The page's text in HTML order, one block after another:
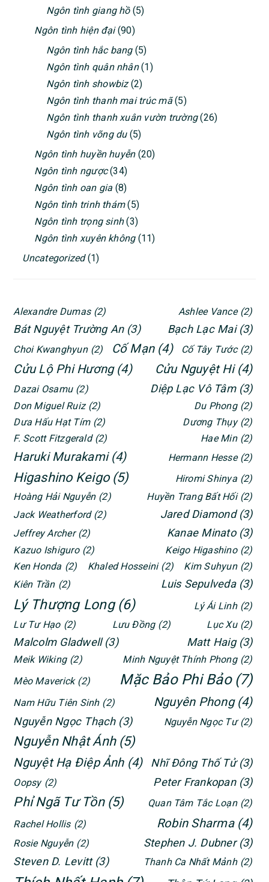
Ngôn tình giang hồ(5)
Ngôn tình hiện đại(90)
Ngôn tình hắc bang(5)
Ngôn tình quân nhân(1)
Ngôn tình showbiz(2)
Ngôn tình thanh mai trúc mã(5)
Ngôn tình thanh xuân vườn trường(26)
Ngôn tình võng du(5)
Ngôn tình huyền huyễn(20)
Ngôn tình ngược(34)
Ngôn tình oan gia (8)
Ngôn tình trinh thám(5)
Ngôn tình trọng sinh(3)
Ngôn tình xuyên không(11)
Uncategorized(1)
Alexandre Dumas (2) Ashlee Vance (2)
Bát Nguyệt Trường An (3) Bạch Lạc Mai (3)
Choi Kwanghyun (2) Cố Mạn (4) Cố Tây Tước (2)
Cửu Lộ Phi Hương (4) Cửu Nguyệt Hi (4)
Dazai Osamu (2) Diệp Lạc Vô Tâm (3)
Don Miguel Ruiz (2) Du Phong (2)
Dưa Hấu Hạt Tím (2) Dương Thụy (2)
F. Scott Fitzgerald (2) Hae Min (2)
Haruki Murakami (4) Hermann Hesse (2)
Higashino Keigo (5) Hiromi Shinya (2)
Hoàng Hải Nguyễn (2) Huyền Trang Bất Hối (2)
Jack Weatherford (2) Jared Diamond (3)
Jeffrey Archer (2) Kanae Minato (3)
Kazuo Ishiguro (2) Keigo Higashino (2)
Ken Honda (2) Khaled Hosseini (2) Kim Suhyun (2)
Kiên Trần (2) Luis Sepulveda (3)
Lý Thượng Long (6) Lý Ái Linh (2)
Lư Tư Hạo (2) Lưu Đồng (2) Lục Xu (2)
Malcolm Gladwell (3) Matt Haig (3)
Meik Wiking (2) Minh Nguyệt Thính Phong (2)
Mèo Maverick (2) Mặc Bảo Phi Bảo (7)
Nam Hữu Tiên Sinh (2) Nguyên Phong (4)
Nguyễn Ngọc Thạch (3) Nguyễn Ngọc Tư (2)
Nguyễn Nhật Ánh (5)
Nguyệt Hạ Điệp Ảnh (4) Nhĩ Đông Thố Tử (3)
Oopsy (2) Peter Frankopan (3)
Phỉ Ngã Tư Tồn (5) Quan Tâm Tắc Loạn (2)
Rachel Hollis (2) Robin Sharma (4)
Rosie Nguyễn (2) Stephen J. Dubner (3)
Steven D. Levitt (3) Thanh Ca Nhất Mảnh (2)